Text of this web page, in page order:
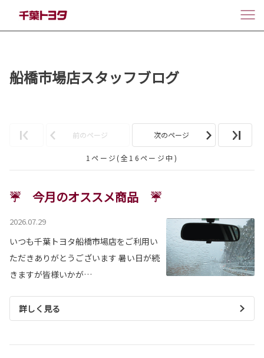
船橋市場店スタッフブログ
前のページ 次のページ
1ページ(全16ページ中)
☔ 今月のオススメ商品 ☔
2026.07.29
いつも千葉トヨタ船橋市場店をご利用い
ただきありがとうございます 暑い日が続
きますが皆様いかが…
詳しく見る